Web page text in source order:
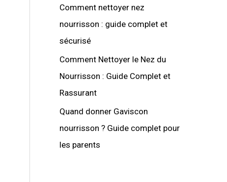
Comment nettoyer nez
nourrisson : guide complet et
sécurisé
Comment Nettoyer le Nez du
Nourrisson : Guide Complet et
Rassurant
Quand donner Gaviscon
nourrisson ? Guide complet pour
les parents